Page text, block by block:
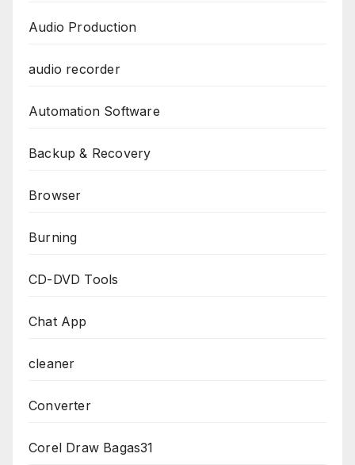
Audio Production
audio recorder
Automation Software
Backup & Recovery
Browser
Burning
CD-DVD Tools
Chat App
cleaner
Converter
Corel Draw Bagas31